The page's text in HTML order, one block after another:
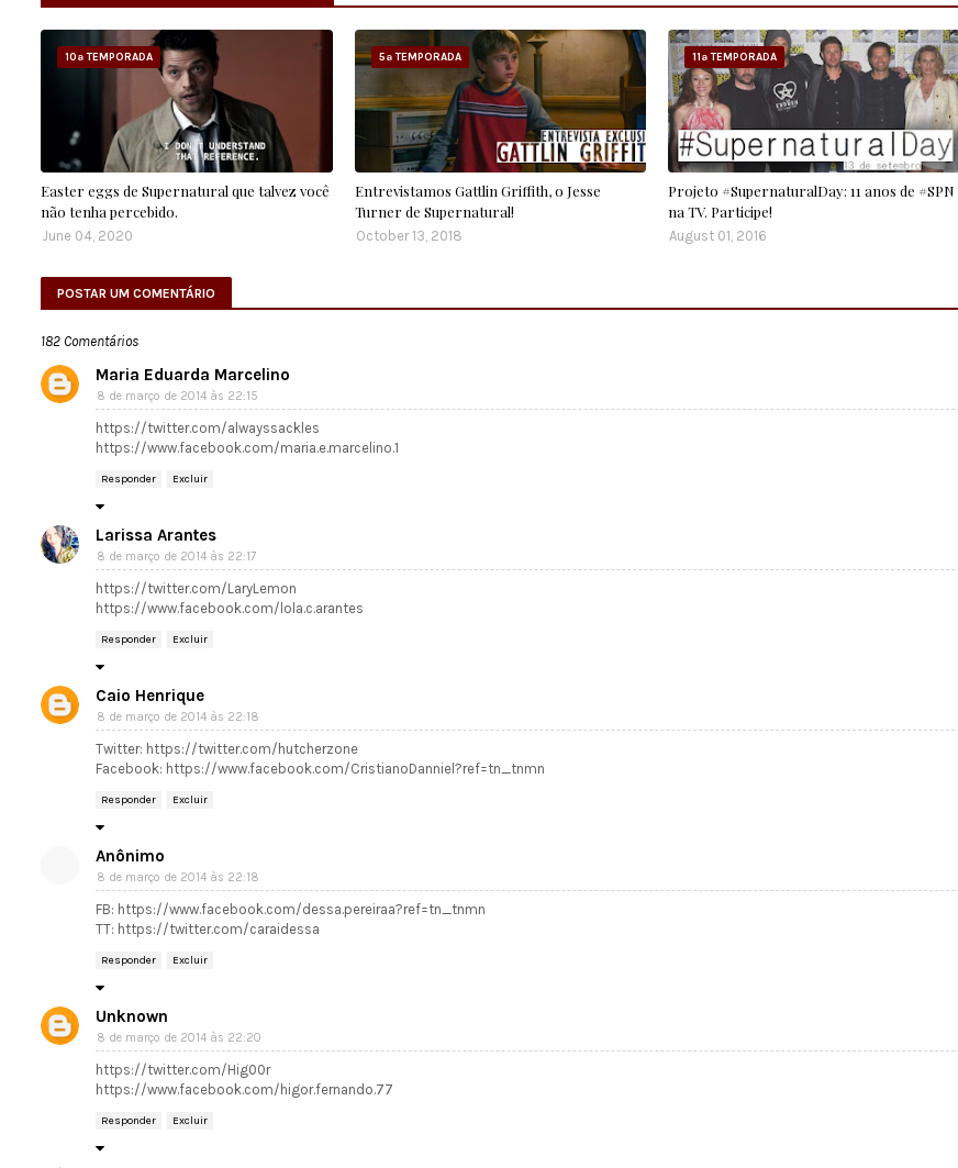
10ª TEMPORADA
Easter eggs de Supernatural que talvez você
não tenha percebido.
June 04, 2020
5ª TEMPORADA
Entrevistamos Gattlin Griffith, o Jesse
Turner de Supernatural!
October 13, 2018
11ª TEMPORADA
Projeto #SupernaturalDay: 11 anos de #SPN
na TV. Participe!
August 01, 2016
POSTAR UM COMENTÁRIO
182 Comentários
Maria Eduarda Marcelino
8 de março de 2014 às 22:15
https://twitter.com/alwayssackles
https://www.facebook.com/maria.e.marcelino.1
Responder Excluir
Larissa Arantes
8 de março de 2014 às 22:17
https://twitter.com/LaryLemon
https://www.facebook.com/lola.c.arantes
Responder Excluir
Caio Henrique
8 de março de 2014 às 22:18
Twitter: https://twitter.com/hutcherzone
Facebook: https://www.facebook.com/CristianoDanniel?ref=tn_tnmn
Responder Excluir
Anônimo
8 de março de 2014 às 22:18
FB: https://www.facebook.com/dessa.pereiraa?ref=tn_tnmn
TT: https://twitter.com/caraidessa
Responder Excluir
Unknown
8 de março de 2014 às 22:20
https://twitter.com/Hig00r
https://www.facebook.com/higor.fernando.77
Responder Excluir